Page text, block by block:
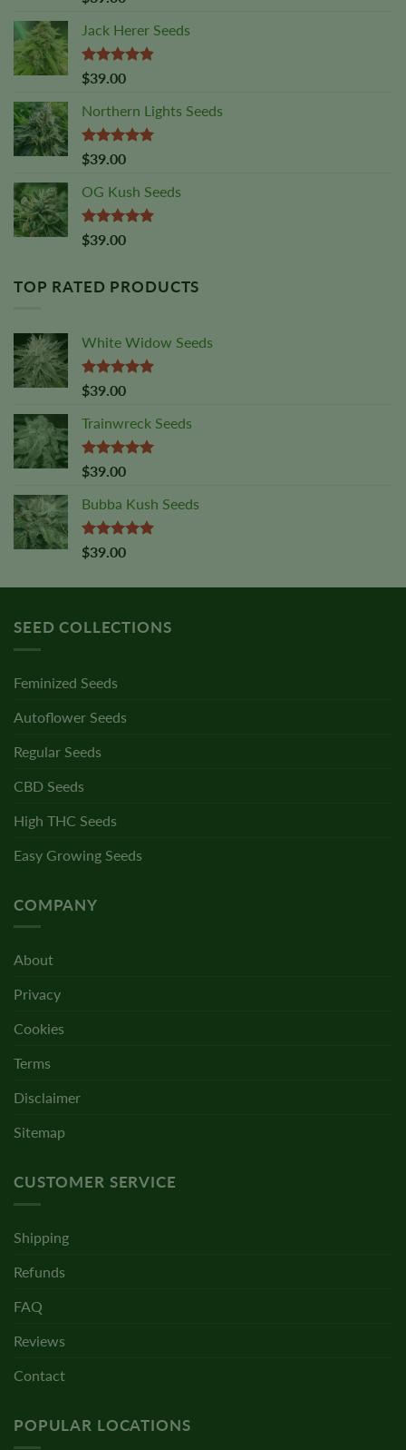
out of 5
Jack Herer Seeds
Rated4.88
out of 5
$39.00
Northern Lights Seeds
Rated5.00
out of 5
$39.00
OG Kush Seeds
Rated5.00
out of 5
$39.00
TOP RATED PRODUCTS
White Widow Seeds
Rated5.00
out of 5
$39.00
Trainwreck Seeds
Rated5.00
out of 5
$39.00
Bubba Kush Seeds
Rated5.00
out of 5
$39.00
SEED COLLECTIONS
Feminized Seeds
Autoflower Seeds
Regular Seeds
CBD Seeds
High THC Seeds
Easy Growing Seeds
COMPANY
About
Privacy
Cookies
Terms
Disclaimer
Sitemap
CUSTOMER SERVICE
Shipping
Refunds
FAQ
Reviews
Contact
POPULAR LOCATIONS